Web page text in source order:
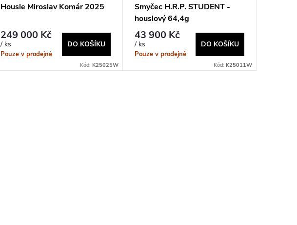
Housle Miroslav Komár 2025
249 000 Kč
/ ks
Pouze v prodejně
DO KOŠÍKU
Kód: K25025W
Smyčec H.R.P. STUDENT -
houslový 64,4g
43 900 Kč
/ ks
Pouze v prodejně
DO KOŠÍKU
Kód: K25011W